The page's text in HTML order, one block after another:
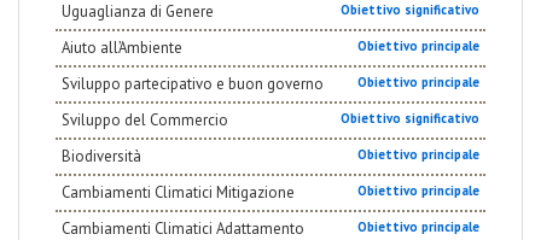
Uguaglianza di Genere Obiettivo significativo
Aiuto all’Ambiente Obiettivo principale
Sviluppo partecipativo e buon governo Obiettivo principale
Sviluppo del Commercio Obiettivo significativo
Biodiversità Obiettivo principale
Cambiamenti Climatici Mitigazione Obiettivo principale
Cambiamenti Climatici Adattamento Obiettivo principale